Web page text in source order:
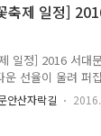
다려주세요~ 4
어요!! ^^ 서대문
. 자세한 일정은
축제 일정]
일정] 2016 서대
운 선율이 울려
가득 품은 벚꽃음
클래식, 뮤지컬,
안산자락길